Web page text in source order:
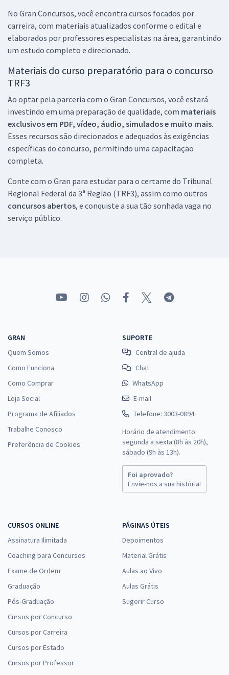
No Gran Concursos, você encontra cursos focados por
carreira, com materiais atualizados conforme o edital e
elaborados por professores especialistas na área, garantindo
um estudo completo e direcionado.
Materiais do curso preparatório para o concurso
TRF3
Ao optar pela parceria com o Gran Concursos, você estará
investindo em uma preparação de qualidade, com materiais
exclusivos em PDF, vídeo, áudio, simulados e muito mais.
Esses recursos são direcionados e adequados às exigências
específicas do concurso, permitindo uma capacitação
completa.
Conte com o Gran para estudar para o certame do Tribunal
Regional Federal da 3ª Região (TRF3), assim como outros
concursos abertos, e conquiste a sua tão sonhada vaga no
serviço público.
GRAN
Quem Somos
Como Funciona
Como Comprar
Loja Social
Programa de Afiliados
Trabalhe Conosco
Preferência de Cookies
SUPORTE
Central de ajuda
Chat
WhatsApp
E-mail
Telefone: 3003-0894
Horário de atendimento:
segunda a sexta (8h às 20h),
sábado (9h às 13h).
Foi aprovado?
Envie-nos a sua história!
CURSOS ONLINE
Assinatura Ilimitada
Coaching para Concursos
Exame de Ordem
Graduação
Pós-Graduação
Cursos por Concurso
Cursos por Carreira
Cursos por Estado
Cursos por Professor
PÁGINAS ÚTEIS
Depoimentos
Material Grátis
Aulas ao Vivo
Aulas Grátis
Sugerir Curso